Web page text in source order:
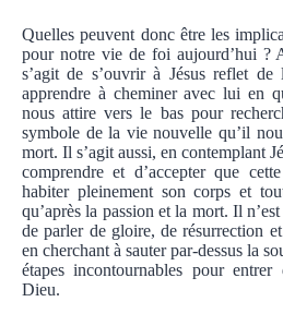
Quelles peuvent donc être les
pour notre vie de foi aujourd’hui ?
s’agit de s’ouvrir à Jésus reflet
apprendre à cheminer avec lui en
nous attire vers le bas pour
symbole de la vie nouvelle qu’il
mort. Il s’agit aussi, en contemplant
comprendre et d’accepter que
habiter pleinement son corps et
qu’après la passion et la mort. Il
de parler de gloire, de résurrection
en cherchant à sauter par-dessus la
étapes incontournables pour
Dieu.